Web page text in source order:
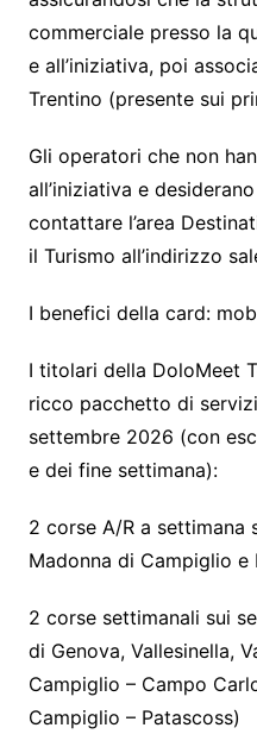
commerciale presso la
e all’iniziativa, poi
Trentino (presente sui
Gli operatori che non
all’iniziativa e
contattare l’area
il Turismo all’indirizzo
I benefici della card:
I titolari della DoloMeet
ricco pacchetto di
settembre 2026 (con
e dei fine settimana):
2 corse A/R a settimana
Madonna di Campiglio e
2 corse settimanali sui
di Genova, Vallesinella,
Campiglio – Campo
Campiglio – Patascoss)